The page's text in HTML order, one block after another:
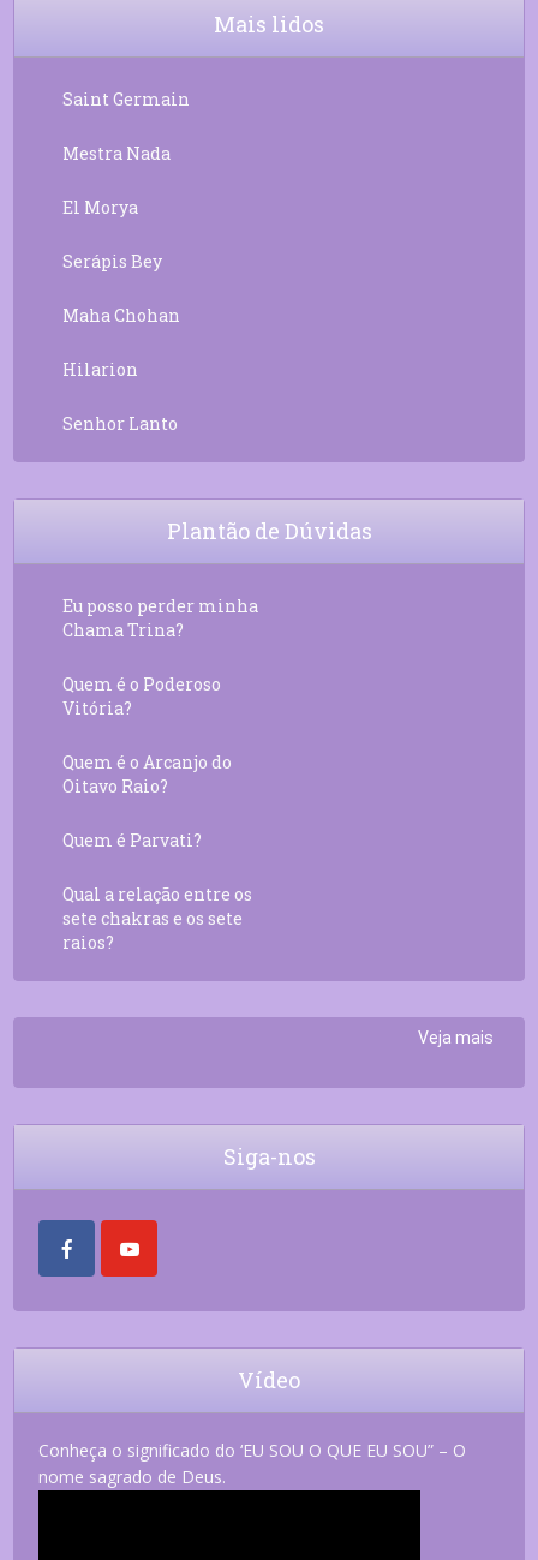
Mais lidos
Saint Germain
Mestra Nada
El Morya
Serápis Bey
Maha Chohan
Hilarion
Senhor Lanto
Plantão de Dúvidas
Eu posso perder minha
Chama Trina?
Quem é o Poderoso
Vitória?
Quem é o Arcanjo do
Oitavo Raio?
Quem é Parvati?
Qual a relação entre os
sete chakras e os sete
raios?
Veja mais
Siga-nos
Vídeo
Conheça o significado do ‘EU SOU O QUE EU SOU” – O
nome sagrado de Deus.